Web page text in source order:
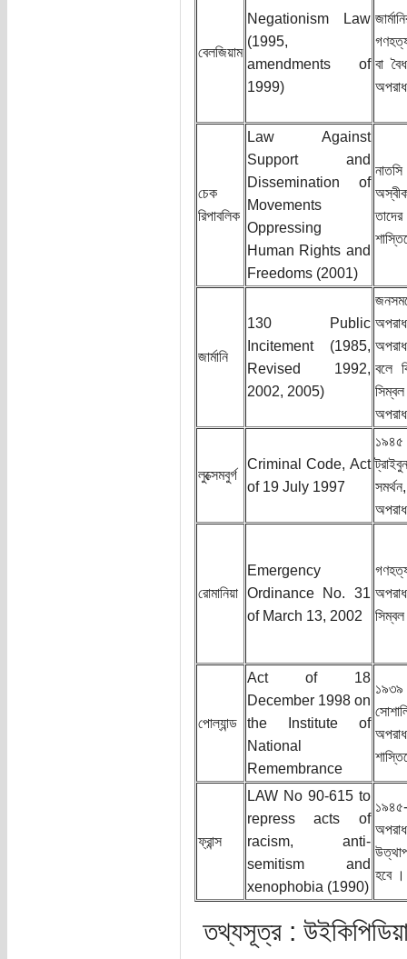
বেলজিয়াম
Negationism Law
(1995,
amendments of
1999)
বা
চেক
রিপাবলিক
Law Against
Support and
Dissemination of
Movements
Oppressing
Human Rights and
Freedoms (2001)
জার্মানি
130 Public
Incitement (1985,
Revised 1992,
2002, 2005)
বলে
লুক্সেমবুর্গ
Criminal Code, Act
of 19 July 1997
১৯৪৫
রোমানিয়া
Emergency
Ordinance No. 31
of March 13, 2002
অপরাধ
পোল্যান্ড
Act of 18
December 1998 on
the Institute of
National
Remembrance
ফ্রান্স
LAW No 90-615 to
repress acts of
racism, anti-
semitism and
xenophobia (1990)
হবে ।
তথ্যসূত্র :